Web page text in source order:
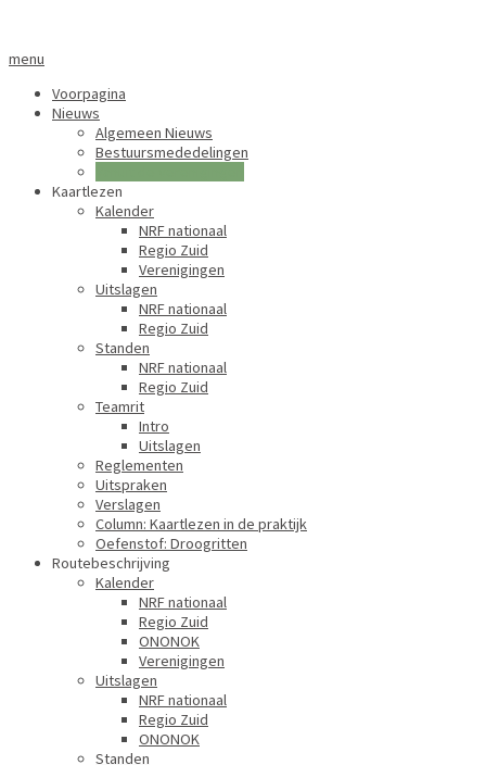
menu
Voorpagina
Nieuws
Algemeen Nieuws
Bestuursmededelingen
Kaartlezen
Kalender
NRF nationaal
Regio Zuid
Verenigingen
Uitslagen
NRF nationaal
Regio Zuid
Standen
NRF nationaal
Regio Zuid
Teamrit
Intro
Uitslagen
Reglementen
Uitspraken
Verslagen
Column: Kaartlezen in de praktijk
Oefenstof: Droogritten
Routebeschrijving
Kalender
NRF nationaal
Regio Zuid
ONONOK
Verenigingen
Uitslagen
NRF nationaal
Regio Zuid
ONONOK
Standen